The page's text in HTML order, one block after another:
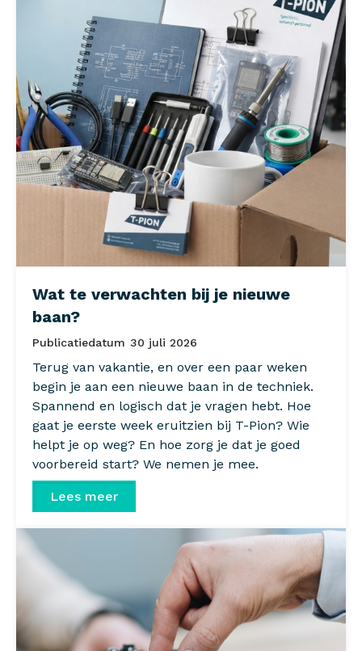
Wat te verwachten bij je nieuwe
baan?
Publicatiedatum 30 juli 2026
Terug van vakantie, en over een paar weken
begin je aan een nieuwe baan in de techniek.
Spannend en logisch dat je vragen hebt. Hoe
gaat je eerste week eruitzien bij T-Pion? Wie
helpt je op weg? En hoe zorg je dat je goed
voorbereid start? We nemen je mee.
Lees meer